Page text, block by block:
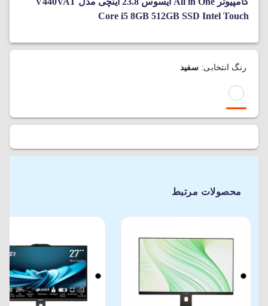
Core i5 8GB 512GB SSD Intel Touch
رنگ انتخابی:سفید
محصولات مرتبط